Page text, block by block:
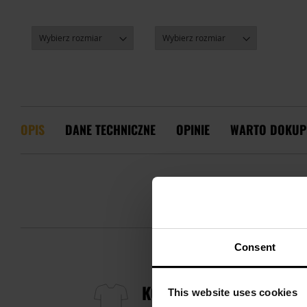
Consent
This website uses cookies
OPIS DANE TECHNICZNE OPINIE WARTO
KOSZULKA WOJSKOWA